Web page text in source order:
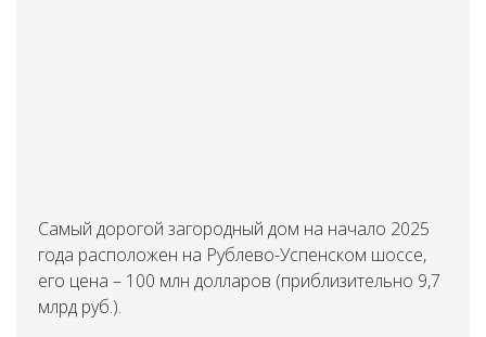
Самый дорогой загородный дом на начало 2025
года расположен на Рублево-Успенском шоссе,
его цена – 100 млн долларов (приблизительно 9,7
млрд руб.).